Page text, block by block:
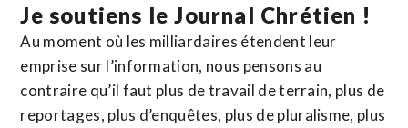
Je soutiens le Journal Chrétien !
Au moment où les milliardaires étendent leur
emprise sur l’information, nous pensons au
contraire qu’il faut plus de travail de terrain, plus de
reportages, plus d’enquêtes, plus de pluralisme, plus